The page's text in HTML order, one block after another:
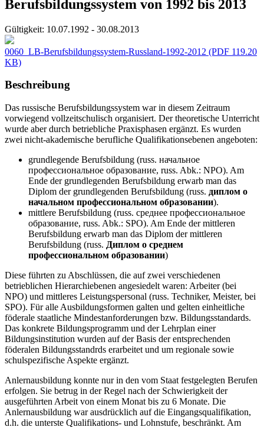
Berufsbildungssystem von 1992 bis 2013
Gültigkeit: 10.07.1992 - 30.08.2013
0060_LB-Berufsbildungssystem-Russland-1992-2012 (PDF 119.20
KB)
Beschreibung
Das russische Berufsbildungssystem war in diesem Zeitraum
vorwiegend vollzeitschulisch organisiert. Der theoretische Unterricht
wurde aber durch betriebliche Praxisphasen ergänzt. Es wurden
zwei nicht-akademische berufliche Qualifikationsebenen angeboten:
grundlegende Berufsbildung (russ. начальное
профессиональное образование, russ. Abk.: NPO). Am
Ende der grundlegenden Berufsbildung erwarb man das
Diplom der grundlegenden Berufsbildung (russ. диплом о
начальном профессиональном образовании).
mittlere Berufsbildung (russ. среднее профессиональное
образование, russ. Abk.: SPO). Am Ende der mittleren
Berufsbildung erwarb man das Diplom der mittleren
Berufsbildung (russ. Диплом о среднем
профессиональном образовании)
Diese führten zu Abschlüssen, die auf zwei verschiedenen
betrieblichen Hierarchiebenen angesiedelt waren: Arbeiter (bei
NPO) und mittleres Leistungspersonal (russ. Techniker, Meister, bei
SPO). Für alle Ausbildungsformen galten und gelten einheitliche
föderale staatliche Mindestanforderungen bzw. Bildungsstandards.
Das konkrete Bildungsprogramm und der Lehrplan einer
Bildungsinstitution wurden auf der Basis der entsprechenden
föderalen Bildungsstandrds erarbeitet und um regionale sowie
schulspezifische Aspekte ergänzt.
Anlernausbildung konnte nur in den vom Staat festgelegten Berufen
erfolgen. Sie betrug in der Regel nach der Schwierigkeit der
ausgeführten Arbeit von einem Monat bis zu 6 Monate. Die
Anlernausbildung war ausdrücklich auf die Eingangsqualifikation,
d.h. die unterste Qualifikations- und Lohnstufe, beschränkt. Am